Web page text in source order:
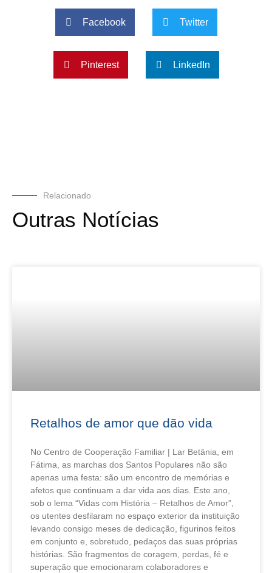
Facebook Twitter
Pinterest LinkedIn
Relacionado
Outras Notícias
Retalhos de amor que dão vida
No Centro de Cooperação Familiar | Lar Betânia, em
Fátima, as marchas dos Santos Populares não são
apenas uma festa: são um encontro de memórias e
afetos que continuam a dar vida aos dias. Este ano,
sob o lema “Vidas com História – Retalhos de Amor”,
os utentes desfilaram no espaço exterior da instituição
levando consigo meses de dedicação, figurinos feitos
em conjunto e, sobretudo, pedaços das suas próprias
histórias. São fragmentos de coragem, perdas, fé e
superação que emocionaram colaboradores e